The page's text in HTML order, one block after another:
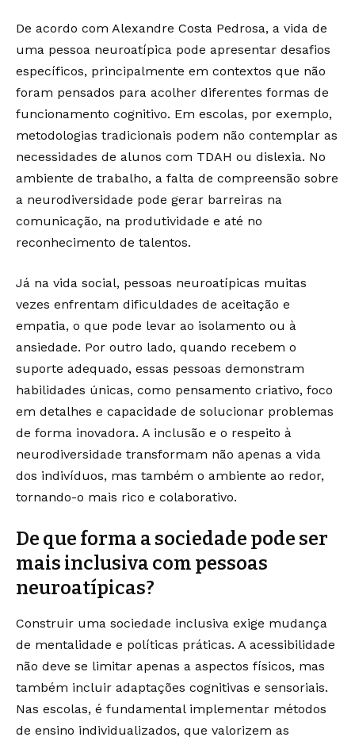
De acordo com Alexandre Costa Pedrosa, a vida de
uma pessoa neuroatípica pode apresentar desafios
específicos, principalmente em contextos que não
foram pensados para acolher diferentes formas de
funcionamento cognitivo. Em escolas, por exemplo,
metodologias tradicionais podem não contemplar as
necessidades de alunos com TDAH ou dislexia. No
ambiente de trabalho, a falta de compreensão sobre
a neurodiversidade pode gerar barreiras na
comunicação, na produtividade e até no
reconhecimento de talentos.
Já na vida social, pessoas neuroatípicas muitas
vezes enfrentam dificuldades de aceitação e
empatia, o que pode levar ao isolamento ou à
ansiedade. Por outro lado, quando recebem o
suporte adequado, essas pessoas demonstram
habilidades únicas, como pensamento criativo, foco
em detalhes e capacidade de solucionar problemas
de forma inovadora. A inclusão e o respeito à
neurodiversidade transformam não apenas a vida
dos indivíduos, mas também o ambiente ao redor,
tornando-o mais rico e colaborativo.
De que forma a sociedade pode ser
mais inclusiva com pessoas
neuroatípicas?
Construir uma sociedade inclusiva exige mudança
de mentalidade e políticas práticas. A acessibilidade
não deve se limitar apenas a aspectos físicos, mas
também incluir adaptações cognitivas e sensoriais.
Nas escolas, é fundamental implementar métodos
de ensino individualizados, que valorizem as